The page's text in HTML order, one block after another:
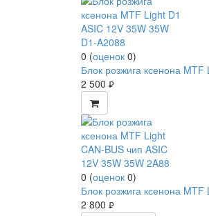
0 (оценок 0)
Блок розжига ксенона
2 500 руб.
0 (оценок 0)
Блок розжига ксенона
2 800 руб.